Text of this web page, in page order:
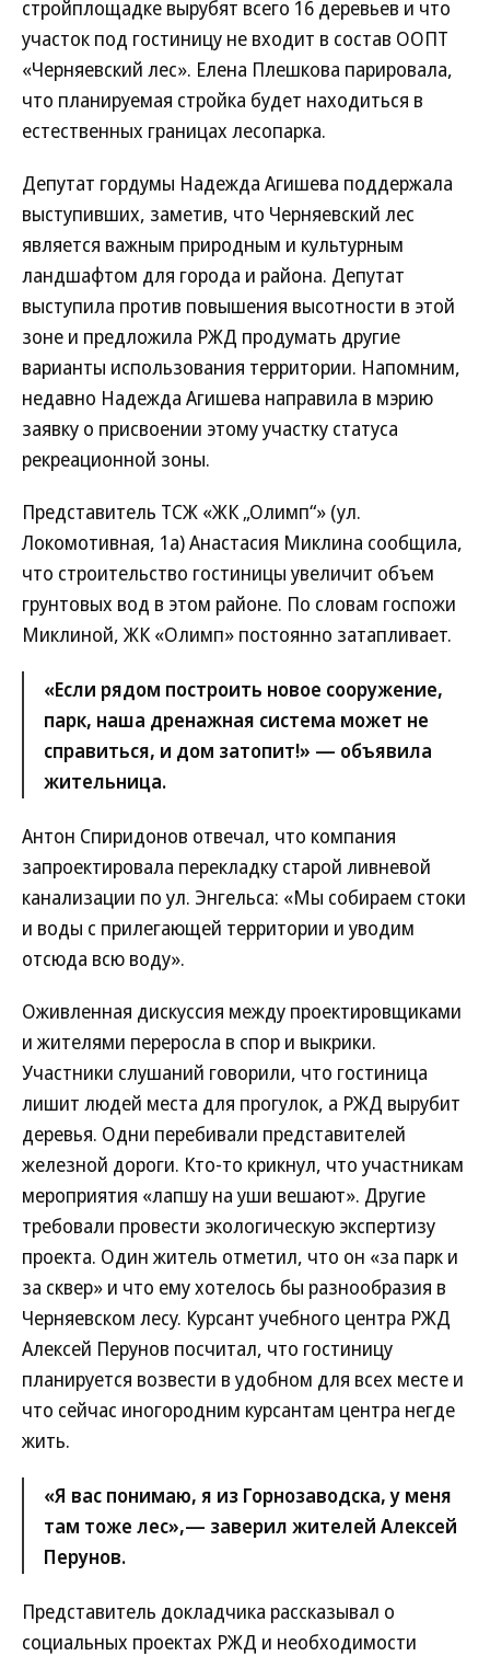
стройплощадке вырубят всего 16 деревьев и что
участок под гостиницу не входит в состав ООПТ
«Черняевский лес». Елена Плешкова парировала,
что планируемая стройка будет находиться в
естественных границах лесопарка.
Депутат гордумы Надежда Агишева поддержала
выступивших, заметив, что Черняевский лес
является важным природным и культурным
ландшафтом для города и района. Депутат
выступила против повышения высотности в этой
зоне и предложила РЖД продумать другие
варианты использования территории. Напомним,
недавно Надежда Агишева направила в мэрию
заявку о присвоении этому участку статуса
рекреационной зоны.
Представитель ТСЖ «ЖК „Олимп“» (ул.
Локомотивная, 1а) Анастасия Миклина сообщила,
что строительство гостиницы увеличит объем
грунтовых вод в этом районе. По словам госпожи
Миклиной, ЖК «Олимп» постоянно затапливает.
«Если рядом построить новое сооружение,
парк, наша дренажная система может не
справиться, и дом затопит!» — объявила
жительница.
Антон Спиридонов отвечал, что компания
запроектировала перекладку старой ливневой
канализации по ул. Энгельса: «Мы собираем стоки
и воды с прилегающей территории и уводим
отсюда всю воду».
Оживленная дискуссия между проектировщиками
и жителями переросла в спор и выкрики.
Участники слушаний говорили, что гостиница
лишит людей места для прогулок, а РЖД вырубит
деревья. Одни перебивали представителей
железной дороги. Кто-то крикнул, что участникам
мероприятия «лапшу на уши вешают». Другие
требовали провести экологическую экспертизу
проекта. Один житель отметил, что он «за парк и
за сквер» и что ему хотелось бы разнообразия в
Черняевском лесу. Курсант учебного центра РЖД
Алексей Перунов посчитал, что гостиницу
планируется возвести в удобном для всех месте и
что сейчас иногородним курсантам центра негде
жить.
«Я вас понимаю, я из Горнозаводска, у меня
там тоже лес»,— заверил жителей Алексей
Перунов.
Представитель докладчика рассказывал о
социальных проектах РЖД и необходимости